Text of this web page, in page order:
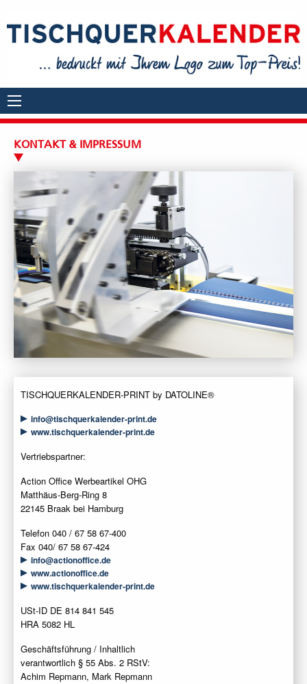
KONTAKT & IMPRESSUM
TISCHQUERKALENDER-PRINT by DATOLINE®
info@tischquerkalender-print.de
www.tischquerkalender-print.de
Vertriebspartner:
Action Office Werbeartikel OHG
Matthäus-Berg-Ring 8
22145 Braak bei Hamburg
Telefon 040 / 67 58 67-400
Fax 040/ 67 58 67-424
info@actionoffice.de
www.actionoffice.de
www.tischquerkalender-print.de
USt-ID DE 814 841 545
HRA 5082 HL
Geschäftsführung / Inhaltlich
verantwortlich § 55 Abs. 2 RStV:
Achim Repmann, Mark Repmann